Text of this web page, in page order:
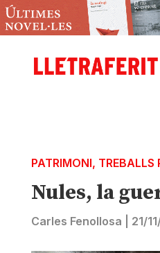
PATRIMONI, TREBALLS
Nules, la
Carles Fenollosa 21/